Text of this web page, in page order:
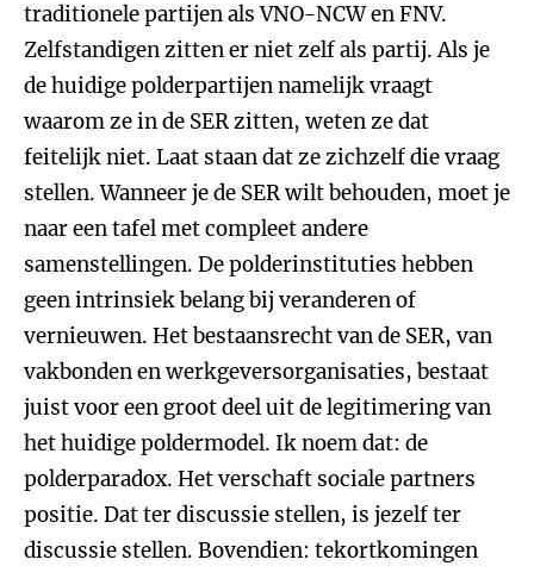
traditionele partijen als VNO-NCW en FNV.
Zelfstandigen zitten er niet zelf als partij. Als je
de huidige polderpartijen namelijk vraagt
waarom ze in de SER zitten, weten ze dat
feitelijk niet. Laat staan dat ze zichzelf die vraag
stellen. Wanneer je de SER wilt behouden, moet je
naar een tafel met compleet andere
samenstellingen. De polderinstituties hebben
geen intrinsiek belang bij veranderen of
vernieuwen. Het bestaansrecht van de SER, van
vakbonden en werkgeversorganisaties, bestaat
juist voor een groot deel uit de legitimering van
het huidige poldermodel. Ik noem dat: de
polderparadox. Het verschaft sociale partners
positie. Dat ter discussie stellen, is jezelf ter
discussie stellen. Bovendien: tekortkomingen